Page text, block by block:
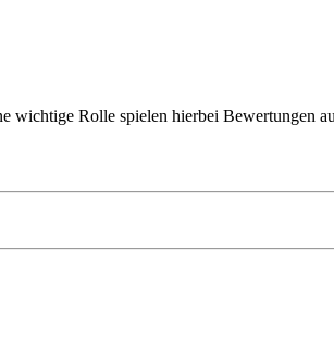
Rolle spielen hierbei Bewertungen